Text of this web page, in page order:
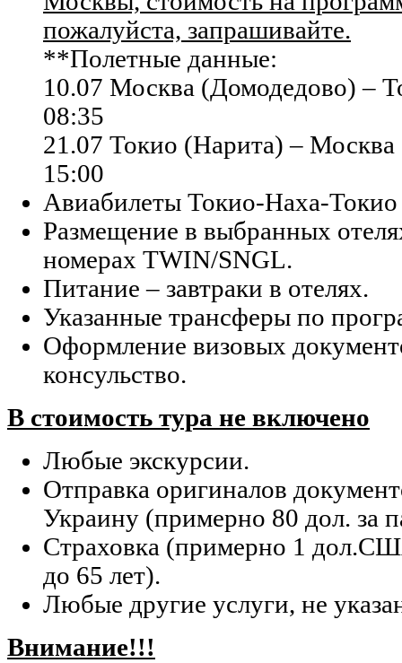
пожалуйста, запрашивайте.
**Полетные данные:
10.07 Москва (Домодедово) –
08:35
21.07 Токио (Нарита) –
15:00
Авиабилеты Токио-Наха-
Размещение в выбранных
номерах TWIN/SNGL.
Питание – завтраки в отелях.
Указанные трансферы по
Оформление визовых
консульство.
В стоимость тура не включено
Любые экскурсии.
Отправка оригиналов
Украину (примерно 80 дол. за
Страховка (примерно 1
до 65 лет).
Любые другие услуги, не
Внимание!!!